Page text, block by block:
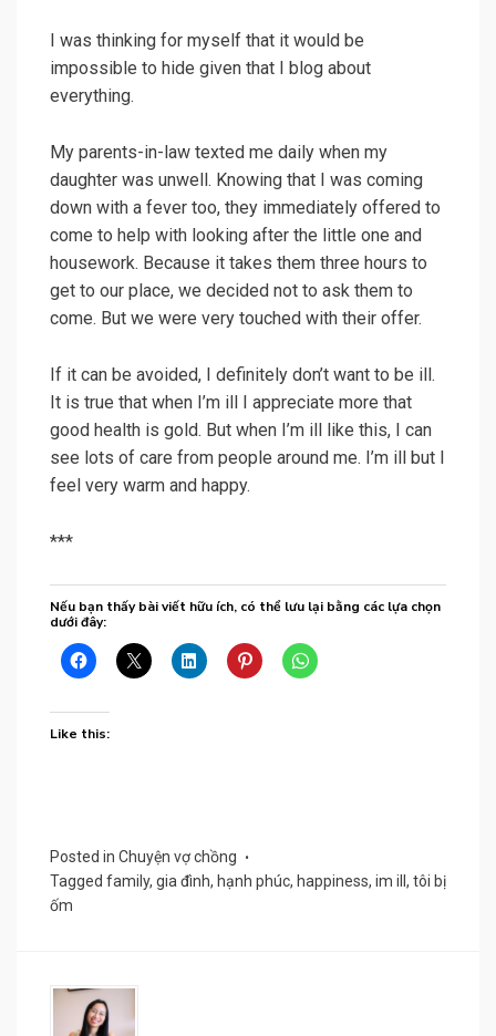
I was thinking for myself that it would be
impossible to hide given that I blog about
everything.
My parents-in-law texted me daily when my
daughter was unwell. Knowing that I was coming
down with a fever too, they immediately offered to
come to help with looking after the little one and
housework. Because it takes them three hours to
get to our place, we decided not to ask them to
come. But we were very touched with their offer.
If it can be avoided, I definitely don’t want to be ill.
It is true that when I’m ill I appreciate more that
good health is gold. But when I’m ill like this, I can
see lots of care from people around me. I’m ill but I
feel very warm and happy.
***
Nếu bạn thấy bài viết hữu ích, có thể lưu lại bằng các lựa chọn
dưới đây:
Like this:
Posted in Chuyện vợ chồng
Tagged family, gia đình, hạnh phúc, happiness, im ill , tôi bị
ốm